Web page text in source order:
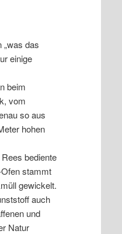
„was das
einige
beim
vom
so aus
hohen
bediente
stammt
gewickelt.
auch
und
Natur